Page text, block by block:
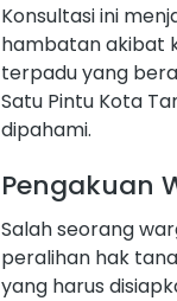
Konsultasi ini
hambatan akibat
terpadu yang
Satu Pintu Kota
dipahami.
Pengakuan
Salah seorang
peralihan hak
yang harus